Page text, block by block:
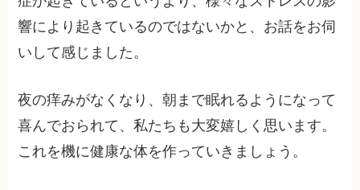
響により起きているのではないかと、お話をお伺
いして感じました。
夜の痒みがなくなり、朝まで眠れるようになって
喜んでおられて、私たちも大変嬉しく思います。
これを機に健康な体を作っていきましょう。